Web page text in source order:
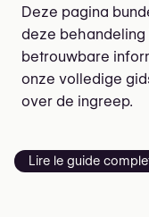
Deze pagina
deze behandeling
betrouwbare
onze volledige
over de ingreep.
Lire le guide